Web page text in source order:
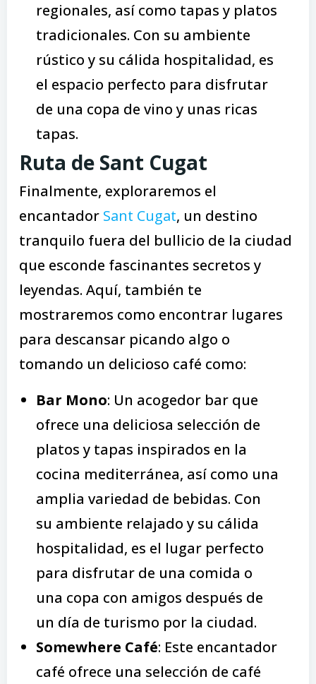
regionales, así como tapas y platos
tradicionales. Con su ambiente
rústico y su cálida hospitalidad, es
el espacio perfecto para disfrutar
de una copa de vino y unas ricas
tapas.
Ruta de Sant Cugat
Finalmente, exploraremos el
encantador Sant Cugat, un destino
tranquilo fuera del bullicio de la ciudad
que esconde fascinantes secretos y
leyendas. Aquí, también te
mostraremos como encontrar lugares
para descansar picando algo o
tomando un delicioso café como:
Bar Mono: Un acogedor bar que
ofrece una deliciosa selección de
platos y tapas inspirados en la
cocina mediterránea, así como una
amplia variedad de bebidas. Con
su ambiente relajado y su cálida
hospitalidad, es el lugar perfecto
para disfrutar de una comida o
una copa con amigos después de
un día de turismo por la ciudad.
Somewhere Café: Este encantador
café ofrece una selección de café